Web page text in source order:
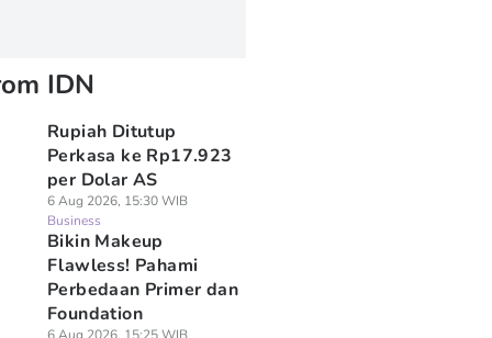
IDN
Rupiah Ditutup
Perkasa ke Rp17.923
per Dolar AS
6 Aug 2026, 15:30 WIB
Business
Bikin Makeup
Flawless! Pahami
Perbedaan Primer dan
Foundation